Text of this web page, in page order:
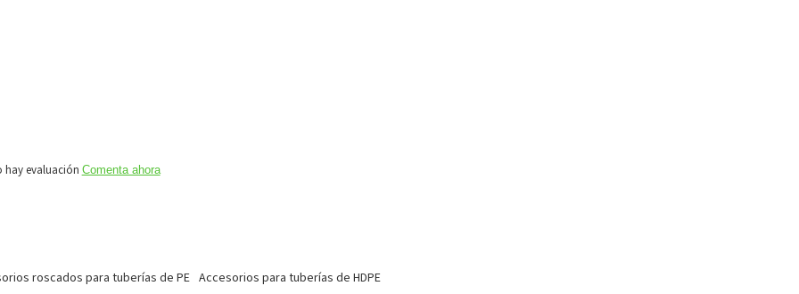
hay evaluación Comenta ahora
roscados para tuberías de PE Accesorios para tuberías de HDPE